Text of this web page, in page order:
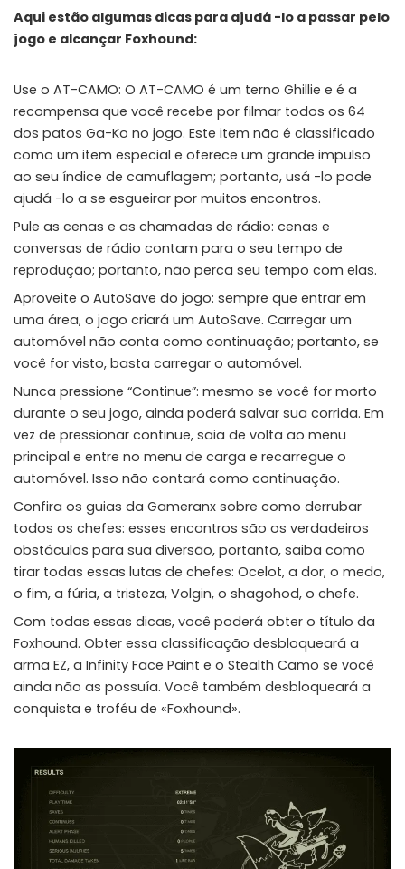
Aqui estão algumas dicas para ajudá -lo a passar pelo
jogo e alcançar Foxhound:
Use o AT-CAMO: O AT-CAMO é um terno Ghillie e é a
recompensa que você recebe por filmar todos os 64
dos patos Ga-Ko no jogo. Este item não é classificado
como um item especial e oferece um grande impulso
ao seu índice de camuflagem; portanto, usá -lo pode
ajudá -lo a se esgueirar por muitos encontros.
Pule as cenas e as chamadas de rádio: cenas e
conversas de rádio contam para o seu tempo de
reprodução; portanto, não perca seu tempo com elas.
Aproveite o AutoSave do jogo: sempre que entrar em
uma área, o jogo criará um AutoSave. Carregar um
automóvel não conta como continuação; portanto, se
você for visto, basta carregar o automóvel.
Nunca pressione “Continue”: mesmo se você for morto
durante o seu jogo, ainda poderá salvar sua corrida. Em
vez de pressionar continue, saia de volta ao menu
principal e entre no menu de carga e recarregue o
automóvel. Isso não contará como continuação.
Confira os guias da Gameranx sobre como derrubar
todos os chefes: esses encontros são os verdadeiros
obstáculos para sua diversão, portanto, saiba como
tirar todas essas lutas de chefes: Ocelot, a dor, o medo,
o fim, a fúria, a tristeza, Volgin, o shagohod, o chefe.
Com todas essas dicas, você poderá obter o título da
Foxhound. Obter essa classificação desbloqueará a
arma EZ, a Infinity Face Paint e o Stealth Camo se você
ainda não as possuía. Você também desbloqueará a
conquista e troféu de «Foxhound».